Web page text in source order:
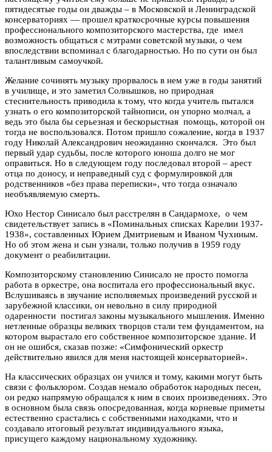
пятидесятые годы он дважды – в Московской и Ленинградской
консерваториях — прошел краткосрочные курсы повышения
профессионального композиторского мастерства, где имел
возможность общаться с мэтрами советской музыки, о чем
впоследствии вспоминал с благодарностью. Но по сути он был
талантливым самоучкой.
Желание сочинять музыку прорвалось в нем уже в годы занятий
в училище, и это заметил Солнышков, но природная
стеснительность приводила к тому, что когда учитель пытался
узнать о его композиторской тайнописи, он упорно молчал, а
ведь это была бы серьезная и бескорыстная помощь, которой он
тогда не воспользовался. Потом пришло сожаление, когда в 1937
году Николай Александрович неожиданно скончался. Это был
первый удар судьбы, после которого юноша долго не мог
оправиться. Но в следующем году последовал второй – арест
отца по доносу, и неправедный суд с формулировкой для
родственников «без права переписки», что тогда означало
необъявляемую смерть.
Юхо Нестор Синисало был расстрелян в Сандармохе, о чем
свидетельствует запись в «Поминальных списках Карелии 1937-
1938», составленных Юрием Дмитриевым и Иваном Чухиным.
Но об этом жена и сын узнали, только получив в 1959 году
документ о реабилитации.
Композиторскому становлению Синисало не просто помогла
работа в оркестре, она воспитала его профессиональный вкус.
Вслушиваясь в звучание исполняемых произведений русской и
зарубежной классики, он невольно в силу природной
одаренности постигал законы музыкального мышления. Именно
нетленные образцы великих творцов стали тем фундаментом, на
котором вырастало его собственное композиторское здание. И
он не ошибся, сказав позже: «Симфонический оркестр
действительно явился для меня настоящей консерваторией».
На классических образцах он учился и тому, какими могут быть
связи с фольклором. Создав немало обработок народных песен,
он редко напрямую обращался к ним в своих произведениях. Это
в основном была связь опосредованная, когда корневые приметы
естественно срастались с собственными находками, что и
создавало итоговый результат индивидуального языка,
присущего каждому национальному художнику.